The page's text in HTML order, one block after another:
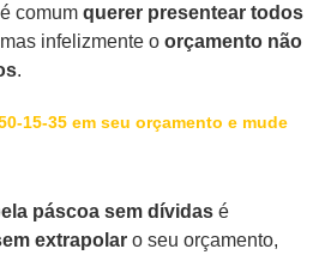
comum querer presentear todos
infelizmente o orçamento não
.
15-35 em seu orçamento e mude
páscoa sem dívidas é
extrapolar o seu orçamento,